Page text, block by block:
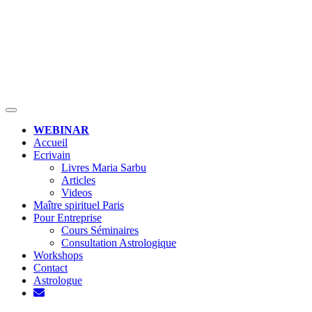
MENU
WEBINAR
Accueil
Ecrivain
Livres Maria Sarbu
Articles
Videos
Maître spirituel Paris
Pour Entreprise
Cours Séminaires
Consultation Astrologique
Workshops
Contact
Astrologue